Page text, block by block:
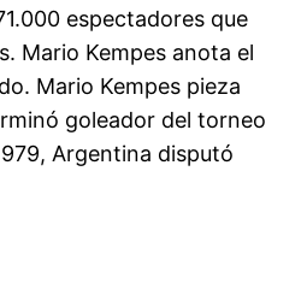
espectadores que
Mario Kempes anota el
Mario Kempes pieza
goleador del torneo
Argentina disputó